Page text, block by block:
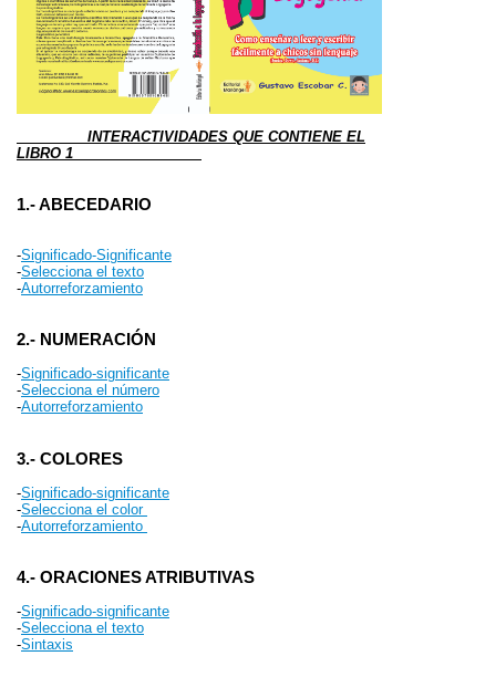
INTERACTIVIDADES QUE CONTIENE EL
LIBRO 1
1.- ABECEDARIO
-Significado-Significante
-Selecciona el texto
-Autorreforzamiento
2.- NUMERACIÓN
-Significado-significante
-Selecciona el número
-Autorreforzamiento
3.- COLORES
-Significado-significante
-Selecciona el color
-Autorreforzamiento
4.- ORACIONES ATRIBUTIVAS
-Significado-significante
-Selecciona el texto
-Sintaxis